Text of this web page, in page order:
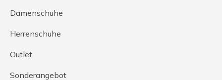
Damenschuhe
Herrenschuhe
Outlet
Sonderangebot